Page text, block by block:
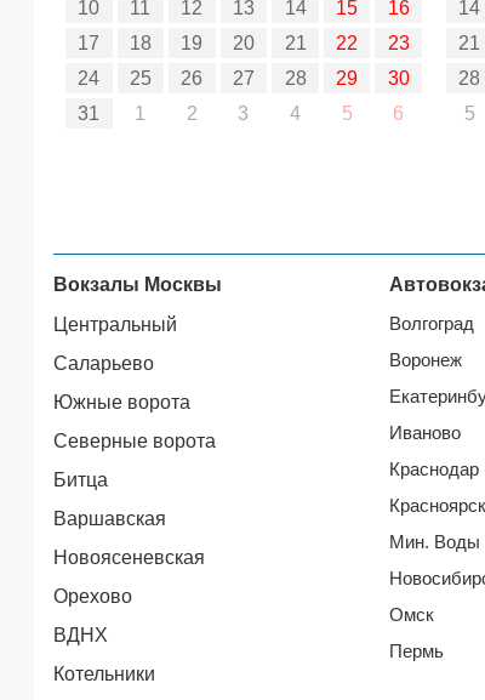
10
11 12 13 14 15
16
17
18 19 20 21 22
23
24
25 26 27 28 29
30
31
1 2 3 4 5 6
14
21
28
5
Вокзалы Москвы
Центральный
Саларьево
Южные ворота
Северные ворота
Битца
Варшавская
Новоясеневская
Орехово
ВДНХ
Котельники
Волгоград
Воронеж
Иваново
Краснодар
Красноярск
Мин. Воды
Омск
Пермь